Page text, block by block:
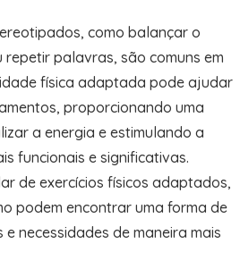
como balançar o
palavras, são comuns em
física adaptada pode ajudar
proporcionando uma
a energia e estimulando a
funcionais e significativas.
de exercícios físicos adaptados,
podem encontrar uma forma de
necessidades de maneira mais